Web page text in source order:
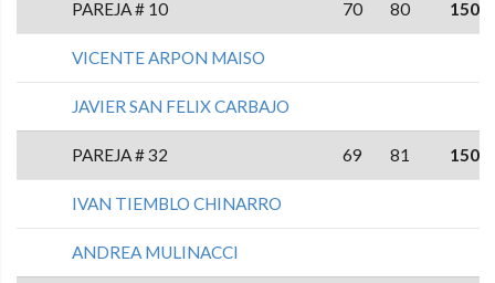
PAREJA # 10 70 80 150
VICENTE ARPON MAISO
JAVIER SAN FELIX CARBAJO
PAREJA # 32 69 81 150
IVAN TIEMBLO CHINARRO
ANDREA MULINACCI